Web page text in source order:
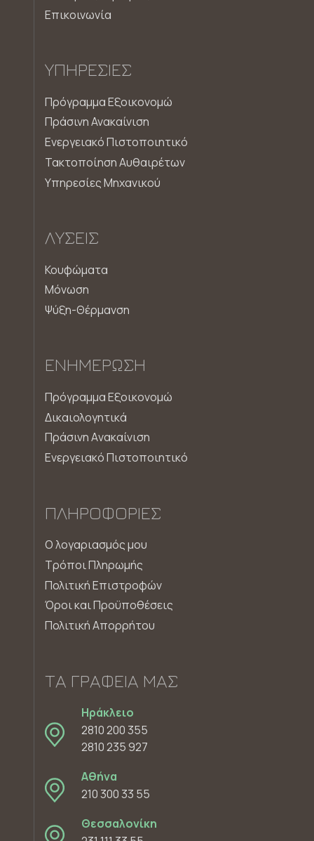
Επικοινωνία
ΥΠΗΡΕΣΊΕΣ
Πρόγραμμα Εξοικονομώ
Πράσινη Ανακαίνιση
Ενεργειακό Πιστοποιητικό
Τακτοποίηση Αυθαιρέτων
Υπηρεσίες Μηχανικού
ΛΎΣΕΙΣ
Κουφώματα
Μόνωση
Ψύξη-Θέρμανση
ΕΝΗΜΈΡΩΣΗ
Πρόγραμμα Εξοικονομώ
Δικαιολογητικά
Πράσινη Aνακαίνιση
Ενεργειακό Πιστοποιητικό
ΠΛΗΡΟΦΟΡΊΕΣ
Ο λογαριασμός μου
Τρόποι Πληρωμής
Πολιτική Επιστροφών
Όροι και Προϋποθέσεις
Πολιτική Απορρήτου
ΤΑ ΓΡΑΦΕΊΑ ΜΑΣ
Ηράκλειο
2810 200 355
2810 235 927
Αθήνα
210 300 33 55
Θεσσαλονίκη